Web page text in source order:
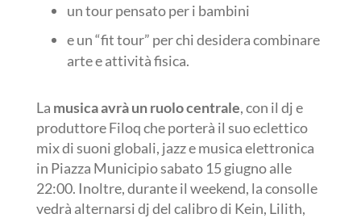
un tour pensato per i bambini
e un “fit tour” per chi desidera combinare
arte e attività fisica.
La musica avrà un ruolo centrale, con il dj e
produttore Filoq che porterà il suo eclettico
mix di suoni globali, jazz e musica elettronica
in Piazza Municipio sabato 15 giugno alle
22:00. Inoltre, durante il weekend, la consolle
vedrà alternarsi dj del calibro di Kein, Lilith,